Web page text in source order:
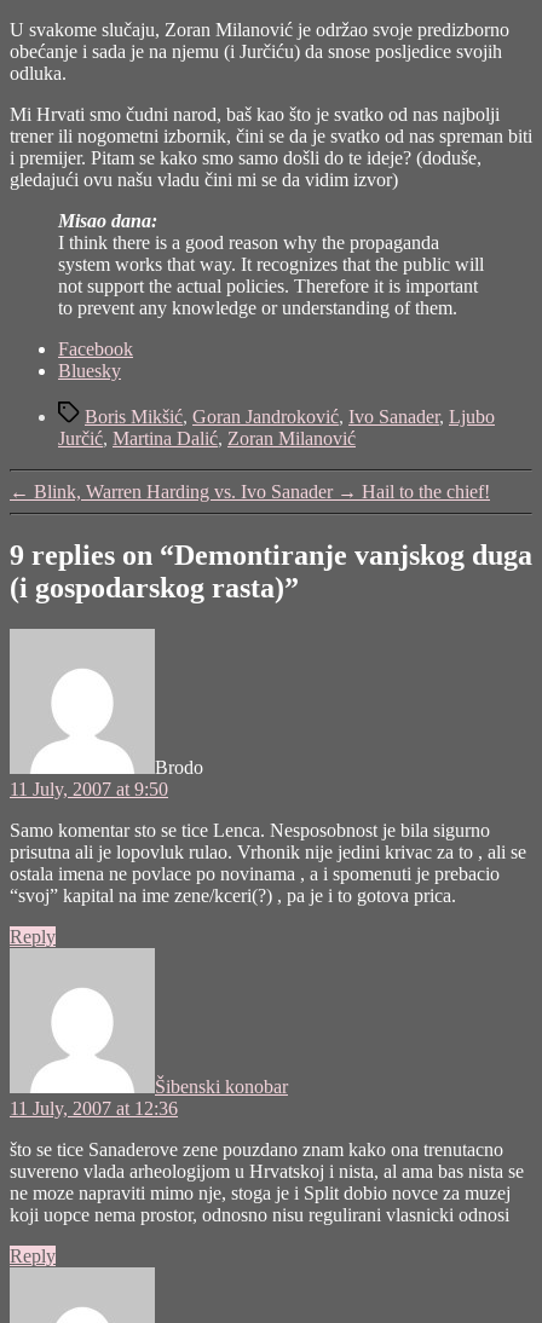
U svakome slučaju, Zoran Milanović je održao svoje predizborno
obećanje i sada je na njemu (i Jurčiću) da snose posljedice svojih
odluka.
Mi Hrvati smo čudni narod, baš kao što je svatko od nas najbolji
trener ili nogometni izbornik, čini se da je svatko od nas spreman biti
i premijer. Pitam se kako smo samo došli do te ideje? (doduše,
gledajući ovu našu vladu čini mi se da vidim izvor)
Misao dana:
I think there is a good reason why the propaganda
system works that way. It recognizes that the public will
not support the actual policies. Therefore it is important
to prevent any knowledge or understanding of them.
Share
"Demontiranje
vanjskog
(i
gospodarskog
rasta)"
Facebook
Bluesky
TagsBoris Mikšić, Goran Jandroković, Ivo Sanader, Ljubo
Jurčić, Martina Dalić, Zoran Milanović
← Blink, Warren Harding vs. Ivo Sanader → Hail to the chief!
9 replies on “Demontiranje vanjskog duga
(i gospodarskog rasta)”
Brodo
11 July, 2007 at 9:50
Samo komentar sto se tice Lenca. Nesposobnost je bila sigurno
prisutna ali je lopovluk rulao. Vrhonik nije jedini krivac za to , ali se
ostala imena ne povlace po novinama , a i spomenuti je prebacio
“svoj” kapital na ime zene/kceri(?) , pa je i to gotova prica.
Reply
Šibenski konobar
11 July, 2007 at 12:36
što se tice Sanaderove zene pouzdano znam kako ona trenutacno
suvereno vlada arheologijom u Hrvatskoj i nista, al ama bas nista se
ne moze napraviti mimo nje, stoga je i Split dobio novce za muzej
koji uopce nema prostor, odnosno nisu regulirani vlasnicki odnosi
Reply